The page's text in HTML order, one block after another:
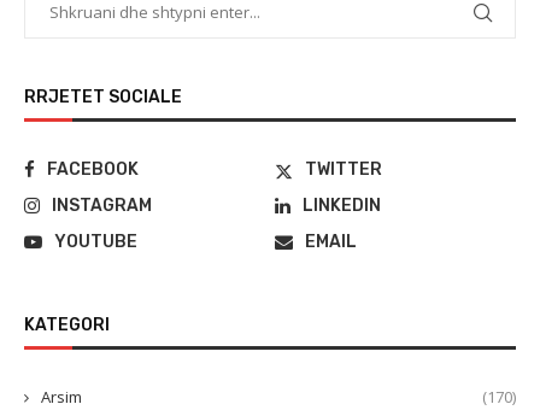
RRJETET SOCIALE
FACEBOOK
TWITTER
INSTAGRAM
LINKEDIN
YOUTUBE
EMAIL
KATEGORI
Arsim (170)